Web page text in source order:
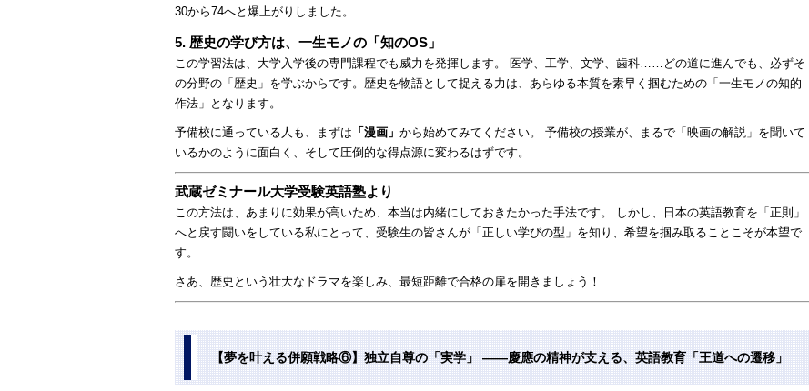
30から74へと爆上がりしました。
5. 歴史の学び方は、一生モノの「知のOS」
この学習法は、大学入学後の専門課程でも威力を発揮します。 医学、工学、文学、歯科……どの道に進んでも、必ずそ
の分野の「歴史」を学ぶからです。歴史を物語として捉える力は、あらゆる本質を素早く掴むための「一生モノの知的
作法」となります。
予備校に通っている人も、まずは 「漫画」 から始めてみてください。 予備校の授業が、まるで「映画の解説」を聞いて
いるかのように面白く、そして圧倒的な得点源に変わるはずです。
武蔵ゼミナール大学受験英語塾より
この方法は、あまりに効果が高いため、本当は内緒にしておきたかった手法です。 しかし、日本の英語教育を「正則」
へと戻す闘いをしている私にとって、受験生の皆さんが「正しい学びの型」を知り、希望を掴み取ることこそが本望で
す。
さあ、歴史という壮大なドラマを楽しみ、最短距離で合格の扉を開きましょう！
【夢を叶える併願戦略⑥】独立自尊の「実学」 ——慶應の精神が支える、英語教育「王道への遷移」